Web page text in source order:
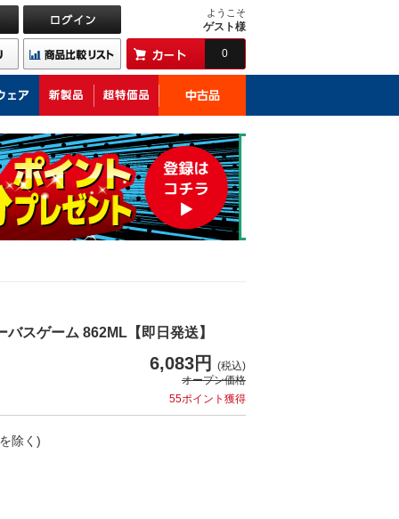
ようこそ
ゲスト様
0
スゲーム 862ML【即日発送】
6,083円
(税込)
オープン価格
55ポイント獲得
除く)